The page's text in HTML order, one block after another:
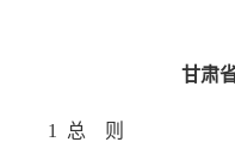
甘肃
1 总 则